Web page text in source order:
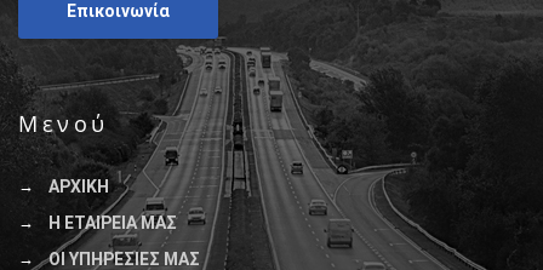
Επικοινωνία
Μενού
ΑΡΧΙΚΗ
Η ΕΤΑΙΡΕΙΑ ΜΑΣ
ΟΙ ΥΠΗΡΕΣΙΕΣ ΜΑΣ